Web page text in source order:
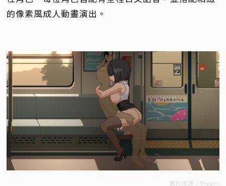
的像素風成人動畫演出。
圖片來源：Steam